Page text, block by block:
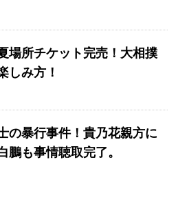
場所チケット完売！大相撲
しみ方！
の暴行事件！貴乃花親方に
鵬も事情聴取完了。